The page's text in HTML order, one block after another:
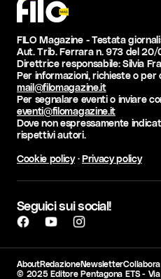
FILO Magazine - Testata
Aut. Trib. Ferrara n. 973 del
Direttrice responsabile: Silvia
Per informazioni, richieste o
mail@filomagazine.it
Per segnalare eventi o inviare
eventi@filomagazine.it
Dove non espressamente
rispettivi autori.
Cookie policy·Privacy policy
Seguici sui social!
AboutRedazioneNewsletterCollabora
© 2025 Editore Pentagona ETS -